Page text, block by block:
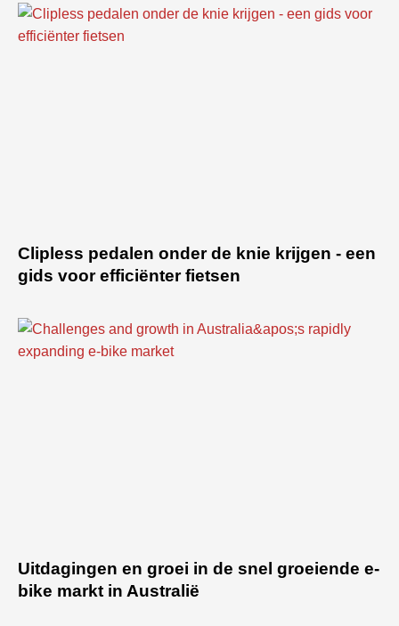
Clipless pedalen onder de knie krijgen - een
gids voor efficiënter fietsen
Uitdagingen en groei in de snel groeiende e-
bike markt in Australië